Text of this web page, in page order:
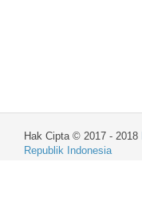
Hak Cipta © 2017 - 2018
Republik Indonesia